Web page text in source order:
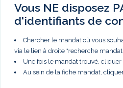
Vous NE disposez
d'identifiants de
Chercher le mandat où vous
via le lien à droite "recherche
Une fois le mandat trouvé,
Au sein de la fiche mandat,